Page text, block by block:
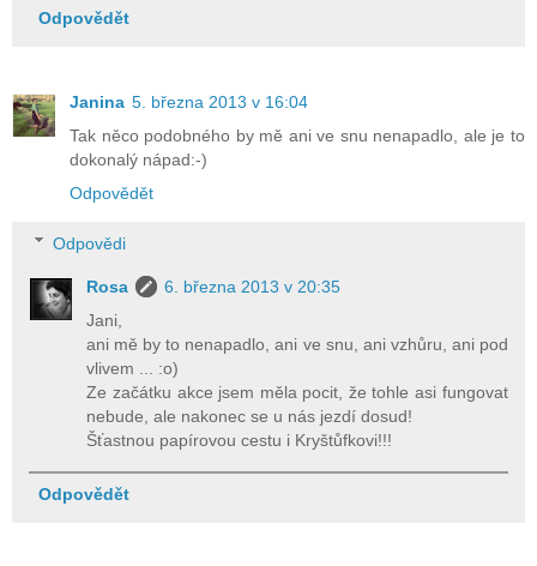
Odpovědět
Janina 5. března 2013 v 16:04
Tak něco podobného by mě ani ve snu nenapadlo, ale je to
dokonalý nápad:-)
Odpovědět
Odpovědi
Rosa
6. března 2013 v 20:35
Jani,
ani mě by to nenapadlo, ani ve snu, ani vzhůru, ani pod
vlivem ... :o)
Ze začátku akce jsem měla pocit, že tohle asi fungovat
nebude, ale nakonec se u nás jezdí dosud!
Šťastnou papírovou cestu i Kryštůfkovi!!!
Odpovědět